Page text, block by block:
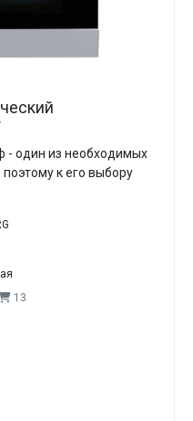
- один из необходимых
к его выбору
13